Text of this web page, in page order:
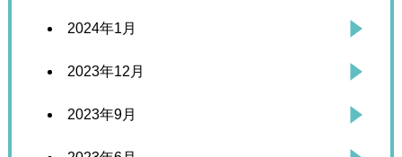
2024年1月
2023年12月
2023年9月